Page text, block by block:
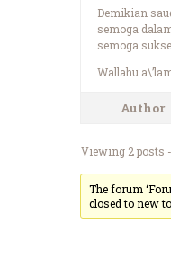
Demikian
semoga
semoga
Wallahu
Author
Viewing 2 posts
The forum
closed to new